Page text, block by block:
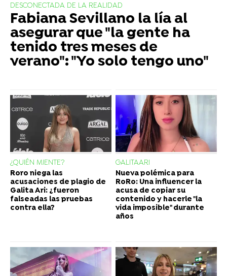
DESCONECTADA DE LA REALIDAD
Fabiana Sevillano la lía al
asegurar que "la gente ha
tenido tres meses de
verano": "Yo solo tengo uno"
¿QUIÉN MIENTE?
Roro niega las
acusaciones de plagio de
Galita Ari: ¿fueron
falseadas las pruebas
contra ella?
GALITAARI
Nueva polémica para
RoRo: Una influencer la
acusa de copiar su
contenido y hacerle "la
vida imposible" durante
años